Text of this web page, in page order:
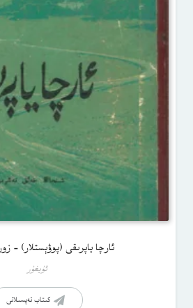
ئارچا ياپرىقى (پوۋېستلار) –
ئۇيغۇر
كىتاب تەپسىلاتى